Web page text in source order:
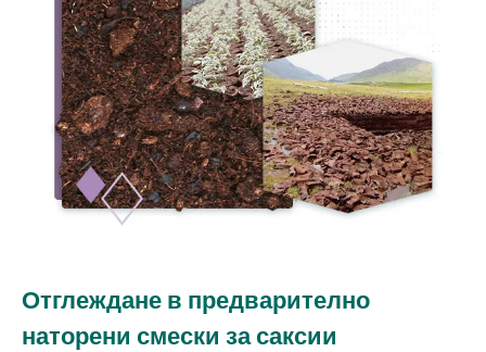
Отглеждане в предварително
наторени смески за саксии